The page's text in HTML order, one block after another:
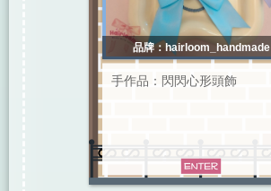
品牌：hairloom_handmade
手作品：閃閃心形頭飾